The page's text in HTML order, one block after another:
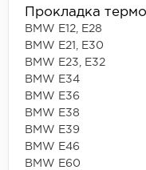
Прокладка
BMW E12, E28
BMW E21, E30
BMW E23, E32
BMW E34
BMW E36
BMW E38
BMW E39
BMW E46
BMW E60